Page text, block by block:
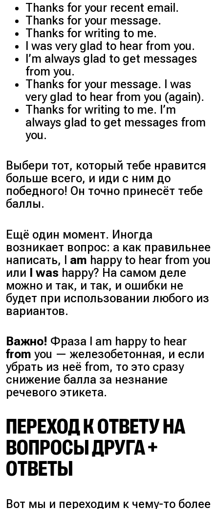
Thanks for your recent email.
Thanks for your message.
Thanks for writing to me.
I was very glad to hear from you.
I’m always glad to get messages
from you.
Thanks for your message. I was
very glad to hear from you (again).
Thanks for writing to me. I’m
always glad to get messages from
you.
Выбери тот, который тебе нравится
больше всего, и иди с ним до
победного! Он точно принесёт тебе
баллы.
Ещё один момент. Иногда
возникает вопрос: а как правильнее
написать, I am happy to hear from you
или I was happy? На самом деле
можно и так, и так, и ошибки не
будет при использовании любого из
вариантов.
Важно! Фраза I am happy to hear
from you — железобетонная, и если
убрать из неё from, то это сразу
снижение балла за незнание
речевого этикета.
ПЕРЕХОД К ОТВЕТУ НА
ВОПРОСЫ ДРУГА +
ОТВЕТЫ
Вот мы и переходим к чему-то более